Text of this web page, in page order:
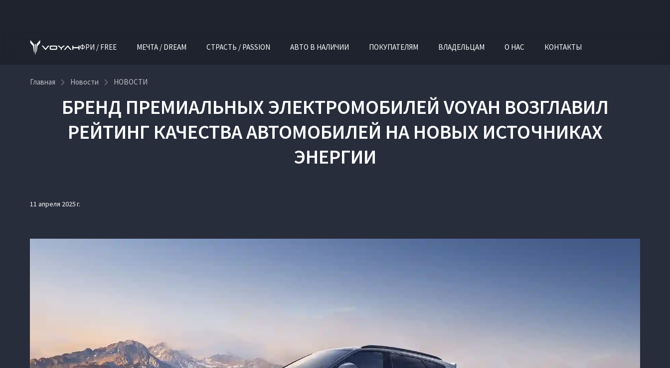
ФРИ / FREE МЕЧТА / DREAM СТРАСТЬ / PASSION АВТО В НАЛИЧИИ ПОКУПАТЕЛЯМ ВЛАДЕЛЬЦАМ О НАС КОНТАКТЫ
Главная Новости НОВОСТИ
БРЕНД ПРЕМИАЛЬНЫХ ЭЛЕКТРОМОБИЛЕЙ VOYAH ВОЗГЛАВИЛ
РЕЙТИНГ КАЧЕСТВА АВТОМОБИЛЕЙ НА НОВЫХ ИСТОЧНИКАХ
ЭНЕРГИИ
11 апреля 2025 г.